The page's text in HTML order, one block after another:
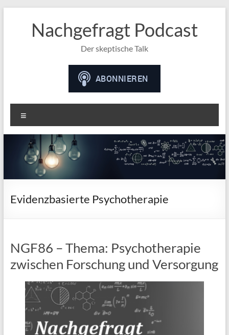
Nachgefragt Podcast
Der skeptische Talk
Evidenzbasierte Psychotherapie
NGF86 – Thema: Psychotherapie
zwischen Forschung und Versorgung